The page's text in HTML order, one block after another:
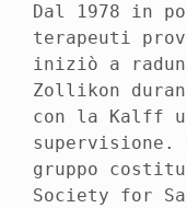
Dal 1978 in
terapeuti
iniziò a
Zollikon
con la Kalff
supervisione.
gruppo
Society for